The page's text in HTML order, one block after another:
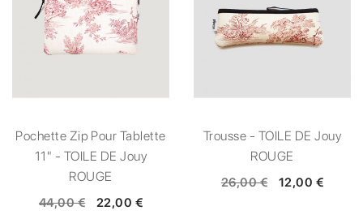
Pochette Zip Pour Tablette
11" - TOILE DE Jouy
ROUGE
44,00 € 22,00 €
Trousse - TOILE DE Jouy
ROUGE
26,00 € 12,00 €